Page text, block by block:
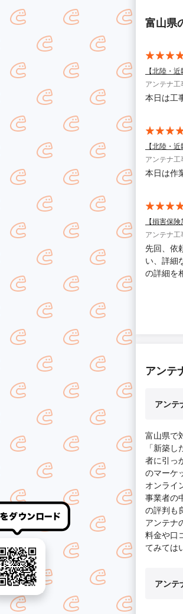
富山県
【北陸・
アンテナ工
本日は工
【北陸・
アンテナ工
本日は作
【損害保
アンテナ工
先回、依
い、詳細
の詳細を
業をし
アンテ
アンテ
富山県で
「新築
者に引っ
のマーケ
オンライ
事業者の
の評判も
アンテナ
料金や口
てみては
アンテ